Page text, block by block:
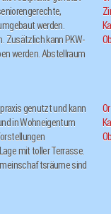
werden.
Zusätzlich kann PKW-
werden. Abstellraum
genutzt und kann
in Wohneigentum
mit toller Terrasse.
sind